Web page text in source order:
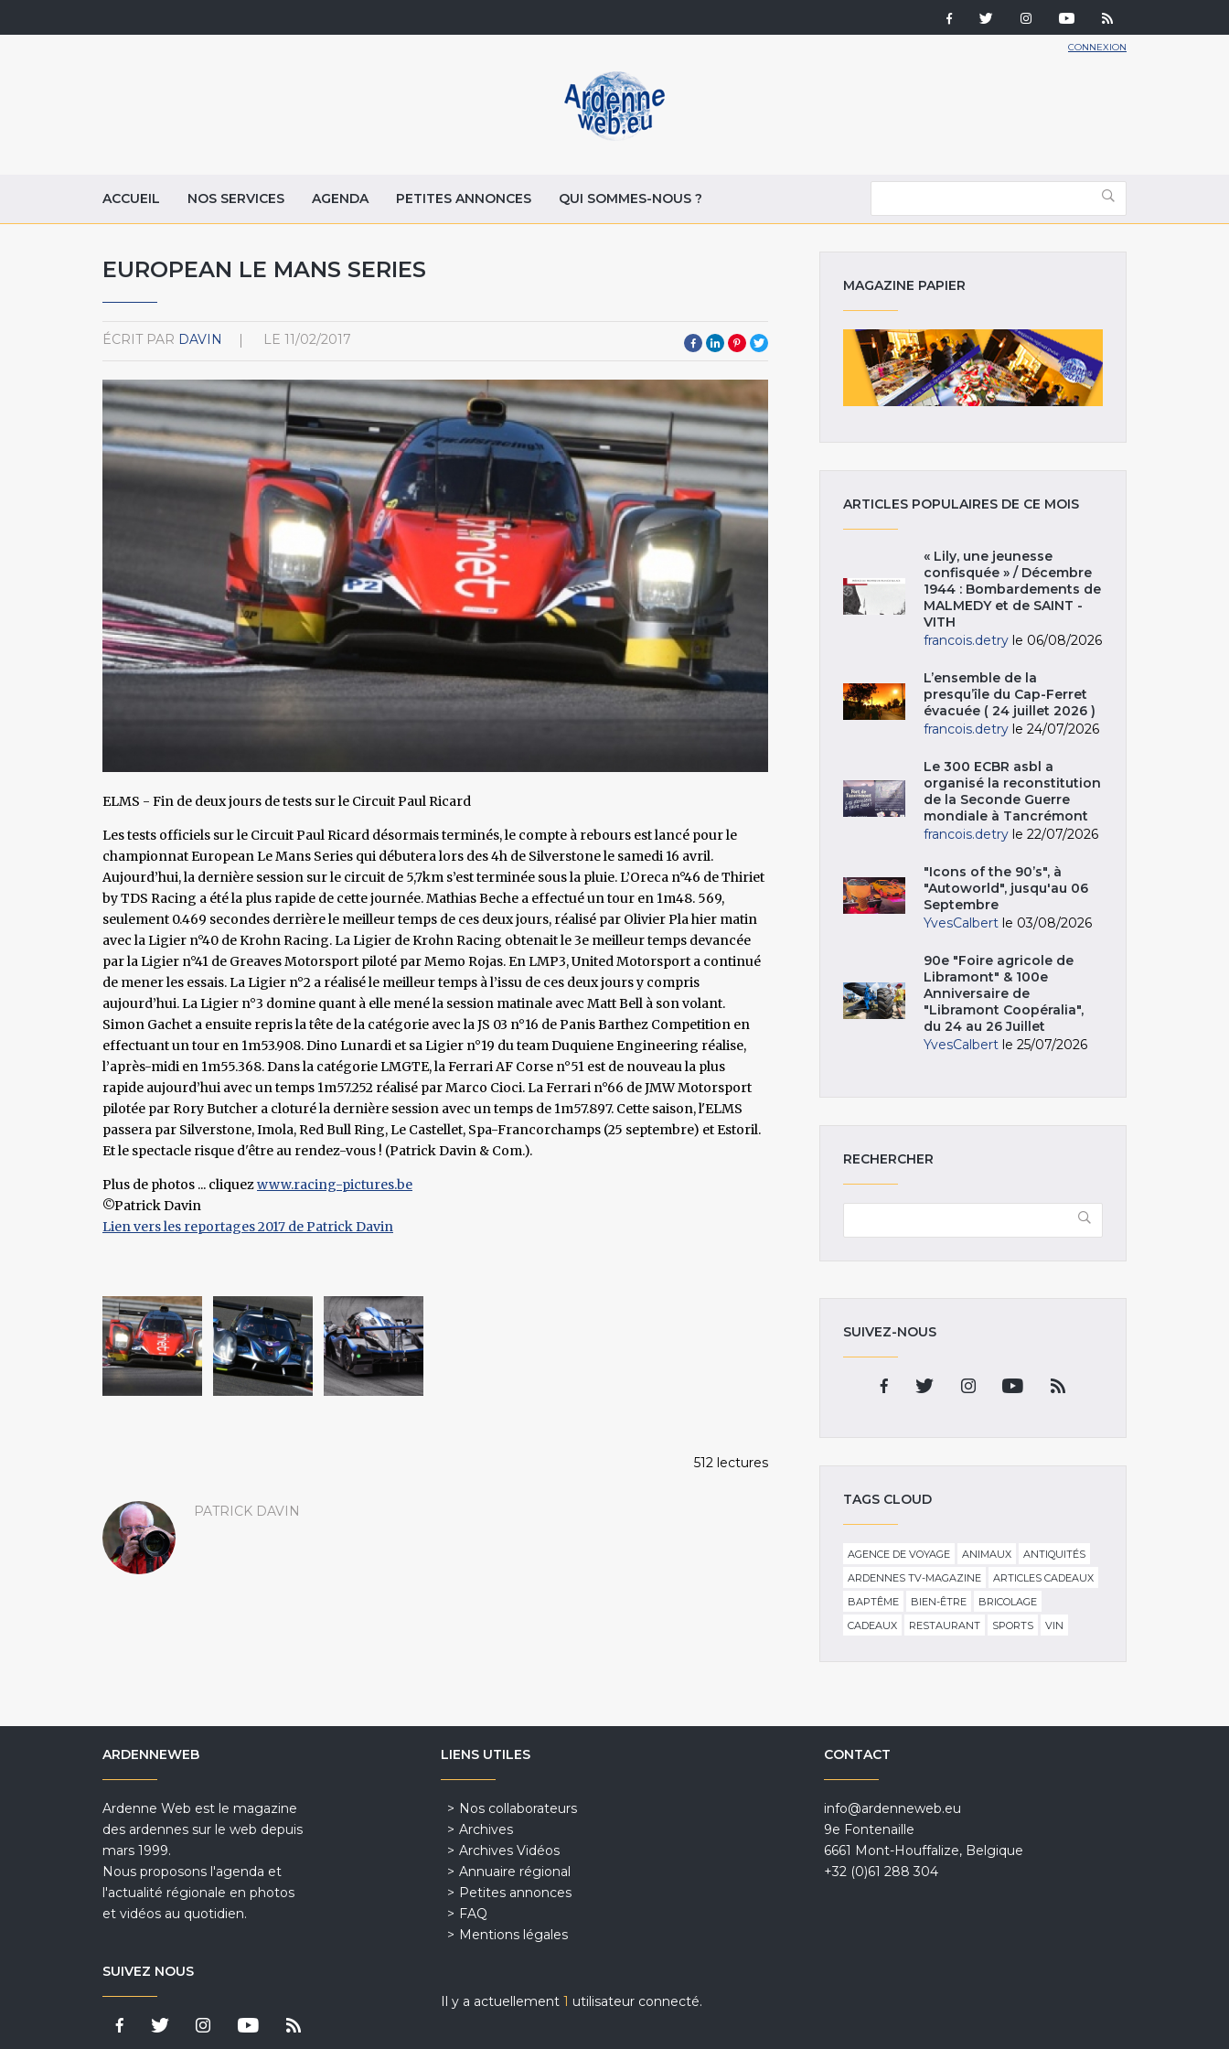
CONNEXION
ACCUEIL NOS SERVICES AGENDA PETITES ANNONCES QUI SOMMES-NOUS ?
EUROPEAN LE MANS SERIES
ÉCRIT PAR DAVIN LE 11/02/2017
ELMS - Fin de deux jours de tests sur le Circuit Paul Ricard
Les tests officiels sur le Circuit Paul Ricard désormais terminés, le compte à rebours est lancé pour le
championnat European Le Mans Series qui débutera lors des 4h de Silverstone le samedi 16 avril.
Aujourd’hui, la dernière session sur le circuit de 5,7km s’est terminée sous la pluie. L’Oreca n°46 de Thiriet
by TDS Racing a été la plus rapide de cette journée. Mathias Beche a effectué un tour en 1m48. 569,
seulement 0.469 secondes derrière le meilleur temps de ces deux jours, réalisé par Olivier Pla hier matin
avec la Ligier n°40 de Krohn Racing. La Ligier de Krohn Racing obtenait le 3e meilleur temps devancée
par la Ligier n°41 de Greaves Motorsport piloté par Memo Rojas. En LMP3, United Motorsport a continué
de mener les essais. La Ligier n°2 a réalisé le meilleur temps à l’issu de ces deux jours y compris
aujourd’hui. La Ligier n°3 domine quant à elle mené la session matinale avec Matt Bell à son volant.
Simon Gachet a ensuite repris la tête de la catégorie avec la JS 03 n°16 de Panis Barthez Competition en
effectuant un tour en 1m53.908. Dino Lunardi et sa Ligier n°19 du team Duquiene Engineering réalise,
l’après-midi en 1m55.368. Dans la catégorie LMGTE, la Ferrari AF Corse n°51 est de nouveau la plus
rapide aujourd’hui avec un temps 1m57.252 réalisé par Marco Cioci. La Ferrari n°66 de JMW Motorsport
pilotée par Rory Butcher a cloturé la dernière session avec un temps de 1m57.897. Cette saison, l'ELMS
passera par Silverstone, Imola, Red Bull Ring, Le Castellet, Spa-Francorchamps (25 septembre) et Estoril.
Et le spectacle risque d'être au rendez-vous ! (Patrick Davin & Com.).
Plus de photos ... cliquezwww.racing-pictures.be
©Patrick Davin
Lien vers les reportages 2017 de Patrick Davin
512 lectures
PATRICK DAVIN
MAGAZINE PAPIER
ARTICLES POPULAIRES DE CE MOIS
« Lily, une jeunesse
confisquée » / Décembre
1944 : Bombardements de
MALMEDY et de SAINT -
VITH
francois.detry le 06/08/2026
L’ensemble de la
presqu’île du Cap-Ferret
évacuée ( 24 juillet 2026 )
francois.detry le 24/07/2026
Le 300 ECBR asbl a
organisé la reconstitution
de la Seconde Guerre
mondiale à Tancrémont
francois.detry le 22/07/2026
"Icons of the 90’s", à
"Autoworld", jusqu'au 06
Septembre
YvesCalbert le 03/08/2026
90e "Foire agricole de
Libramont" & 100e
Anniversaire de
"Libramont Coopéralia",
du 24 au 26 Juillet
YvesCalbert le 25/07/2026
RECHERCHER
SUIVEZ-NOUS
TAGS CLOUD
AGENCE DE VOYAGE ANIMAUX
ANTIQUITÉS
ARDENNES TV-MAGAZINE
ARTICLES CADEAUX
BAPTÊME
BIEN-ÊTRE
BRICOLAGE
CADEAUX
RESTAURANT SPORTS VIN
ARDENNEWEB
Ardenne Web est le magazine
des ardennes sur le web depuis
mars 1999.
Nous proposons l'agenda et
l'actualité régionale en photos
et vidéos au quotidien.
SUIVEZ NOUS
LIENS UTILES
Nos collaborateurs
Archives
Archives Vidéos
Annuaire régional
Petites annonces
FAQ
Mentions légales
Il y a actuellement 1 utilisateur connecté.
CONTACT
info@ardenneweb.eu
9e Fontenaille
6661 Mont-Houffalize, Belgique
+32 (0)61 288 304